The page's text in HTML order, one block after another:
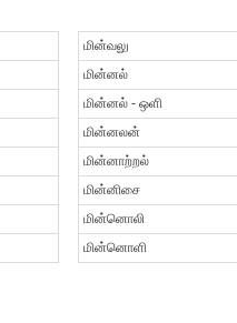
மின்வலு
மின்னல்
மின்னல் - ஒளி
மின்னலன்
மின்னாற்றல்
மின்னிசை
மின்னொலி
மின்னொளி